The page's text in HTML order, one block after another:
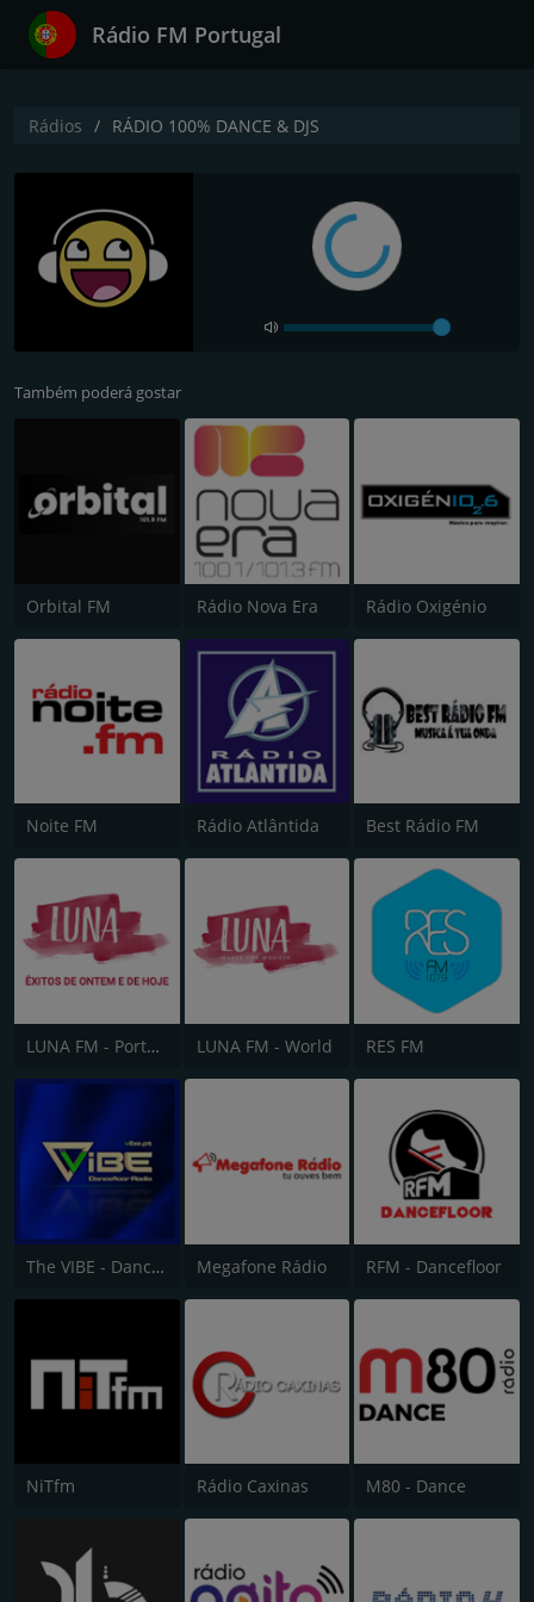
Rádio FM Portugal
Rádios RÁDIO 100% DANCE & DJS
Também poderá gostar
Orbital FM Rádio Nova Era Rádio Oxigénio
Noite FM Rádio Atlântida Best Rádio FM
LUNA FM - Portugal LUNA FM - World RES FM
The VIBE - Dancefloor Radio Megafone Rádio RFM - Dancefloor
NiTfm Rádio Caxinas M80 - Dance